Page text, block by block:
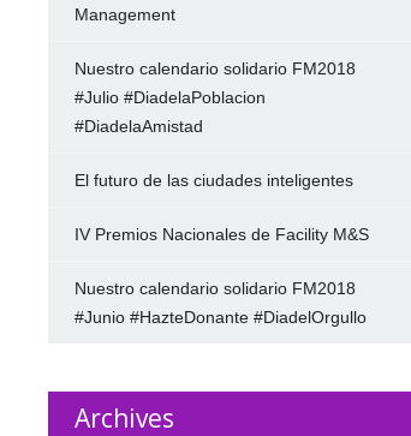
Management
Nuestro calendario solidario FM2018
#Julio #DiadelaPoblacion
#DiadelaAmistad
El futuro de las ciudades inteligentes
IV Premios Nacionales de Facility M&S
Nuestro calendario solidario FM2018
#Junio #HazteDonante #DiadelOrgullo
Archives